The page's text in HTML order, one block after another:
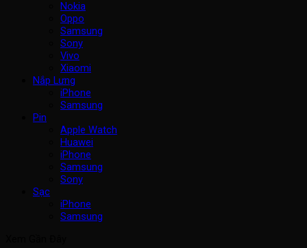
Nokia
Oppo
Samsung
Sony
Vivo
Xiaomi
Nắp Lưng
iPhone
Samsung
Pin
Apple Watch
Huawei
iPhone
Samsung
Sony
Sạc
iPhone
Samsung